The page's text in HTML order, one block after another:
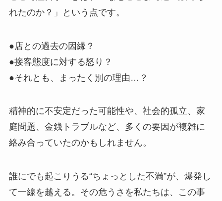
れたのか？」という点です。
●店との過去の因縁？
●接客態度に対する怒り？
●それとも、まったく別の理由…？
精神的に不安定だった可能性や、社会的孤立、家
庭問題、金銭トラブルなど、多くの要因が複雑に
絡み合っていたのかもしれません。
誰にでも起こりうる“ちょっとした不満”が、爆発し
て一線を越える。その危うさを私たちは、この事